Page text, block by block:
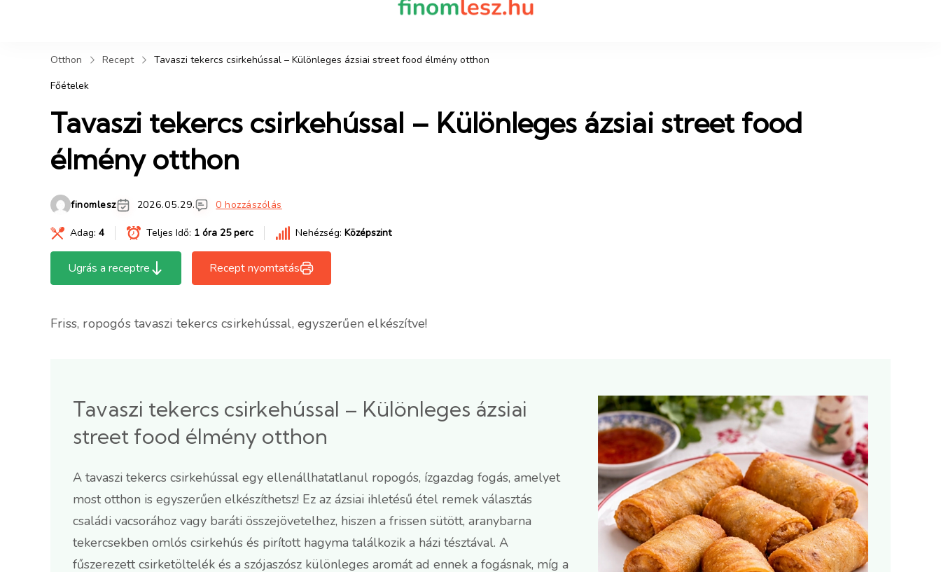
Otthon Recept
Tavaszi tekercs csirkehússal – Különleges ázsiai street food élmény otthon
Főételek
Tavaszi tekercs csirkehússal – Különleges ázsiai street food
élmény otthon
finomlesz 2026.05.29. 0 hozzászólás
Adag: 4 Teljes Idő: 1 óra 25 perc Nehézség: Középszint
Ugrás a receptre Recept nyomtatás
Friss, ropogós tavaszi tekercs csirkehússal, egyszerűen elkészítve!
Tavaszi tekercs csirkehússal – Különleges ázsiai
street food élmény otthon
A tavaszi tekercs csirkehússal egy ellenállhatatlanul ropogós, ízgazdag fogás, amelyet
most otthon is egyszerűen elkészíthetsz! Ez az ázsiai ihletésű étel remek választás
családi vacsorához vagy baráti összejövetelhez, hiszen a frissen sütött, aranybarna
tekercsekben omlós csirkehús és pirított hagyma találkozik a házi tésztával. A
fűszerezett csirketöltelék és a szójaszósz különleges aromát ad ennek a fogásnak, míg a